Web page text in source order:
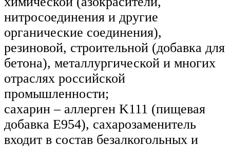
нитросоединения и другие
органические соединения),
резиновой, строительной (добавка для
бетона), металлургической и многих
отраслях российской
промышленности;
сахарин – аллерген K111 (пищевая
добавка Е954), сахарозаменитель
входит в состав безалкогольных и